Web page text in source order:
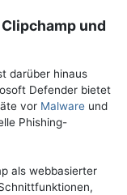
und
darüber hinaus
Defender bietet
vor Malware und
Phishing-
als webbasierter